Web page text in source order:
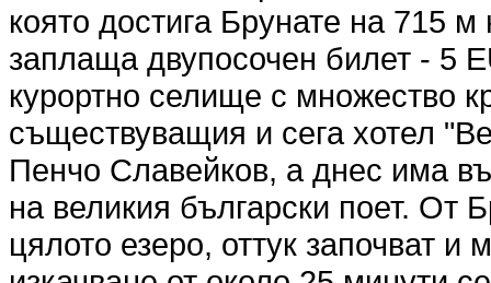
която достига Брунате на 715
заплаща двупосочен билет - 5
курортно селище с множество
съществуващия и сега хотел
Пенчо Славейков, а днес има
на великия български поет. От
цялото езеро, оттук започват и